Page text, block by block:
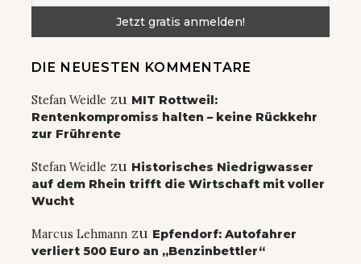
DIE NEUESTEN KOMMENTARE
Stefan Weidle zu MIT Rottweil:
Rentenkompromiss halten – keine Rückkehr
zur Frührente
Stefan Weidle zu Historisches Niedrigwasser
auf dem Rhein trifft die Wirtschaft mit voller
Wucht
Marcus Lehmann zu Epfendorf: Autofahrer
verliert 500 Euro an „Benzinbettler“